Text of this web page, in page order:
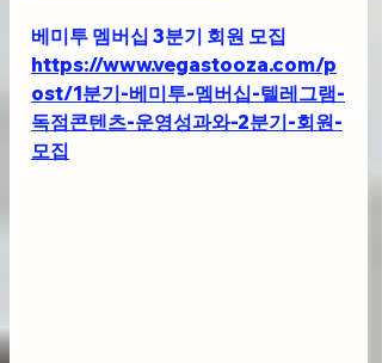
베미투 멤버십 3분기 회원 모집
https://www.vegastooza.com/p
ost/1분기-베미투-멤버십-텔레그램-
독점콘텐츠-운영성과와-2분기-회원-
모집